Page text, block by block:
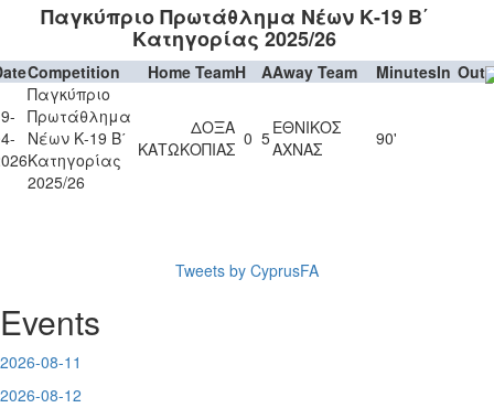
Παγκύπριο Πρωτάθλημα Νέων Κ-19 Β΄
Κατηγορίας 2025/26
Competition Home TeamH AAway Team MinutesIn Out
Παγκύπριο
Πρωτάθλημα
Νέων Κ-19 Β΄
Κατηγορίας
2025/26
ΔΟΞΑ
ΚΑΤΩΚΟΠΙΑΣ 0 5ΕΘΝΙΚΟΣ
ΑΧΝΑΣ
90'
Tweets by CyprusFA
Events
2026-08-11
2026-08-12